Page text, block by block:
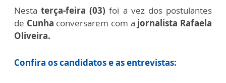
Nestaterça-feira (03) foi a vez dos postulantes
de Cunha conversarem com a jornalista Rafaela
Oliveira.
Confira os candidatos e as entrevistas: